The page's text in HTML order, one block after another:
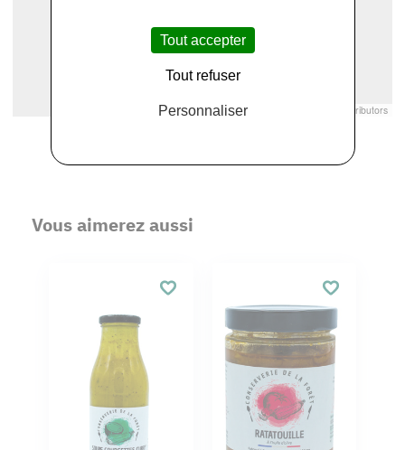
© Openstreetmap France | © contributors
Vous aimerez aussi
Tout accepter
Tout refuser
Personnaliser